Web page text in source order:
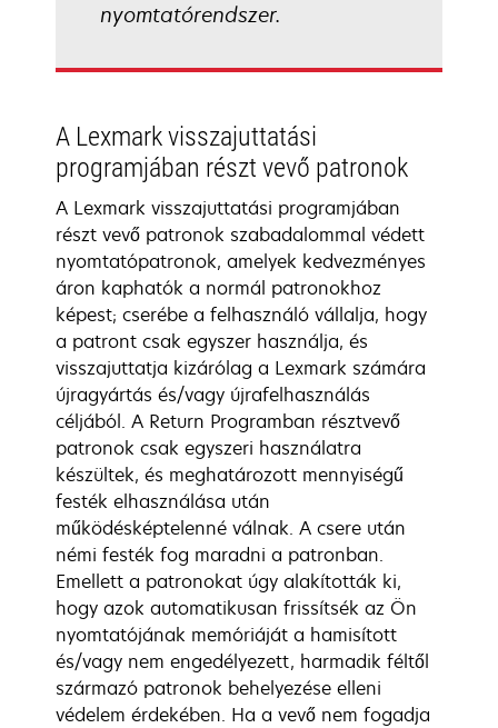
nyomtatórendszer.
A Lexmark visszajuttatási
programjában részt vevő patronok
A Lexmark visszajuttatási programjában
részt vevő patronok szabadalommal védett
nyomtatópatronok, amelyek kedvezményes
áron kaphatók a normál patronokhoz
képest; cserébe a felhasználó vállalja, hogy
a patront csak egyszer használja, és
visszajuttatja kizárólag a Lexmark számára
újragyártás és/vagy újrafelhasználás
céljából. A Return Programban résztvevő
patronok csak egyszeri használatra
készültek, és meghatározott mennyiségű
festék elhasználása után
működésképtelenné válnak. A csere után
némi festék fog maradni a patronban.
Emellett a patronokat úgy alakították ki,
hogy azok automatikusan frissítsék az Ön
nyomtatójának memóriáját a hamisított
és/vagy nem engedélyezett, harmadik féltől
származó patronok behelyezése elleni
védelem érdekében. Ha a vevő nem fogadja